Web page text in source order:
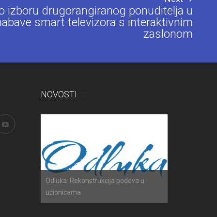
izboru drugorangiranog ponuditelja u
smart televizora s interaktivnim
zaslonom
NOVOSTI
Odluka: Rekonstrukcija podova u
učionicama